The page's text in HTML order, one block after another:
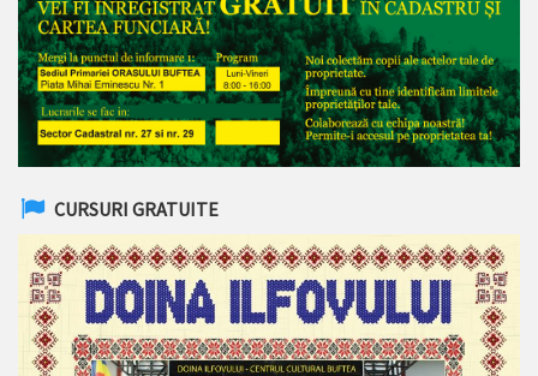
CURSURI GRATUITE